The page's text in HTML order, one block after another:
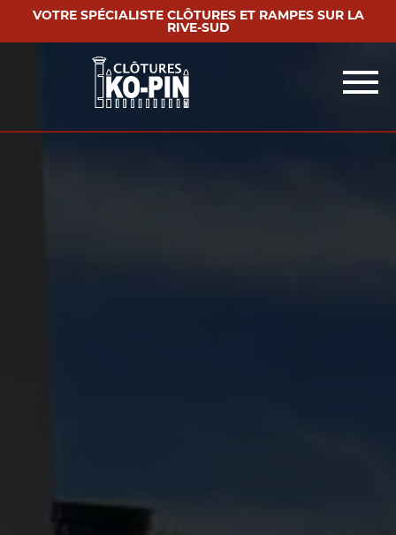
VOTRE SPÉCIALISTE CLÔTURES ET RAMPES SUR LA
RIVE-SUD